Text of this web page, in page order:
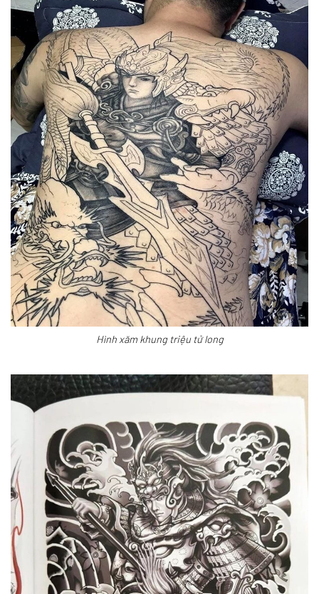
Hình xăm khung triệu tử long